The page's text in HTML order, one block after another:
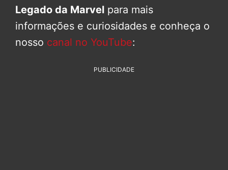
Legado da Marvel para mais
informações e curiosidades e conheça o
nosso canal no YouTube:
PUBLICIDADE